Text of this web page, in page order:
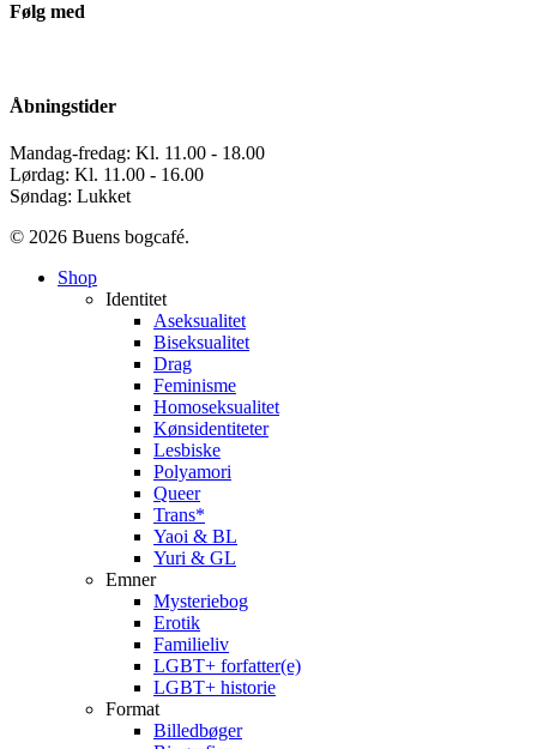
Følg med
Åbningstider
Mandag-fredag: Kl. 11.00 - 18.00
Lørdag: Kl. 11.00 - 16.00
Søndag: Lukket
© 2026 Buens bogcafé.
Close
Shop
Identitet
Aseksualitet
Biseksualitet
Drag
Feminisme
Homoseksualitet
Kønsidentiteter
Lesbiske
Polyamori
Queer
Trans*
Yaoi & BL
Yuri & GL
Emner
Mysteriebog
Erotik
Familieliv
LGBT+ forfatter(e)
LGBT+ historie
Format
Billedbøger